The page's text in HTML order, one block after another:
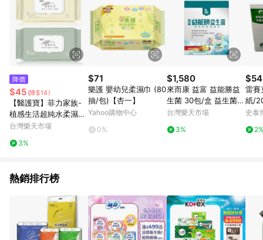
包，規範請依該紅包頁說明為主。 6. 點數回饋將依照蝦皮提供扣
除折價券、運費與蝦幣後之最終金額進行計算。 7. 同一商品品項
(即便不同尺寸規格)，皆會計入同一筆返點上限進行計算。 8. 用
戶需於同一瀏覽器進行交易（若自動跳轉 APP，請在 APP交
易）。 9. 若使用不同物流或付款方式，將拆分成不同筆訂單編號
發送通知。 10. 若使用折價券折抵，可能會有攤提折抵導致訂單
金額些微落差。 11. 蝦皮會將LINE的導購跳轉紀錄與蝦皮的會員
ID進行綁定，若後續七天內未透過其他媒體來源導入蝦皮官網，
則七天內於該蝦皮帳號下訂的首筆訂單會被蝦皮認列為該LINE用
戶導購跳轉時所成立之訂單。 12. 若同一用戶使用一個以上蝦皮
帳號透過LINE購物進行導購，將可能導致無法收到導購通知，亦
可能無法收到點數，再請留意。 13. 請注意以下行為將可能導致
無法取得 LINE POINTS 點數回饋資格：使用非指定之途徑及方式
確認；超過60天(含)以上進行申訴，恕無法贈點回饋。需檢附蝦
皮訂單完成、LINE購物訂單記錄，如於LINE購物訂單紀錄已呈
現：「非本次前往蝦皮商店之品項，不符合回饋資格 」，則不受
理此案件。 [注意事項] 1. 如導購途中用戶由網頁版(電腦版/手機
版網頁)切換為 APP 會造成追蹤中斷而無法進行 LINE POINTS 回
饋。 2. 若購買過程中關閉蝦皮APP，則需重新透過LINE購物前往
降價
$45 (降$14)
【醫護寶】菲力家族-
植感生活超純水柔濕巾
(加厚型) 80抽 顏色隨
酒精 無香精
台灣樂天市場
3%
$71
樂護 嬰幼兒柔濕巾 (80
抽/包)【杏一】
Yahoo購物中心
0%
$1,580
來而康 益富 益能勝益
生菌 30包/盒 益生菌
磷鉀鈉管理適用 全素可
台灣樂天市場
3%
雷賽
紙/
m/
史泰
熱銷排行榜